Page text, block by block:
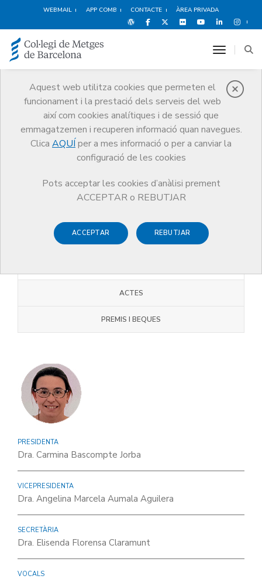
WEBMAIL APP COMB CONTACTE ÀREA PRIVADA
Aquest web utilitza cookies que permeten el
funcionament i la prestació dels serveis del web
així com cookies analítiques i de sessió que
emmagatzemen i recuperen informació quan navegues.
Clica AQUÍ per a mes informació o per a canviar la
configuració de les cookies
Pots acceptar les cookies d’anàlisi prement
ACCEPTAR o REBUTJAR
ACCEPTAR REBUTJAR
toggle
Qui som
Qui som Juntes Comarcals Anoia
Juntes Comarcals
Anoia
ACTES
PREMIS I BEQUES
PRESIDENTA
Dra. Carmina Bascompte Jorba
VICEPRESIDENTA
Dra. Angelina Marcela Aumala Aguilera
SECRETÀRIA
Dra. Elisenda Florensa Claramunt
VOCALS